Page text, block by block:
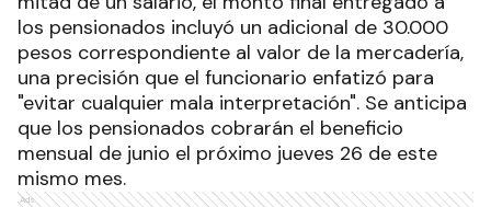
los pensionados incluyó un adicional de 30.000
pesos correspondiente al valor de la mercadería,
una precisión que el funcionario enfatizó para
"evitar cualquier mala interpretación". Se anticipa
que los pensionados cobrarán el beneficio
mensual de junio el próximo jueves 26 de este
mismo mes.
Ads